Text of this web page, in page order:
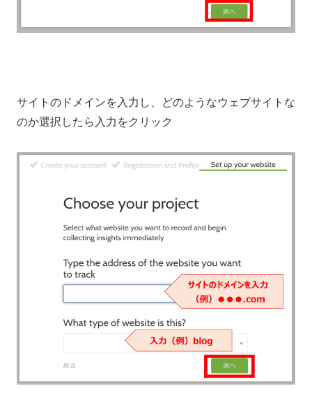
サイトのドメインを入力し、どのようなウェブサイトな
のか選択したら入力をクリック